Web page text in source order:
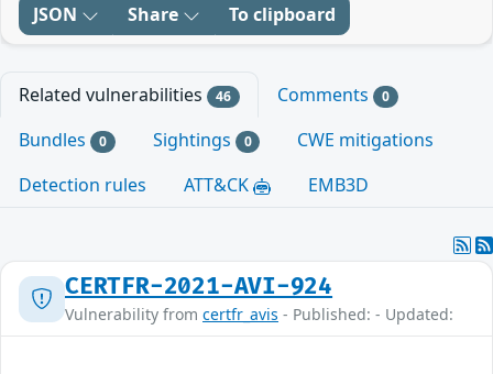
JSON Share To clipboard
Related vulnerabilities 46 Comments 0
Bundles 0 Sightings 0
CWE mitigations
Detection rules
ATT&CK EMB3D
CERTFR-2021-AVI-924
Vulnerability from certfr_avis - Published: - Updated: